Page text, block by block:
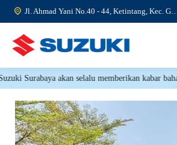
Jl. Ahmad Yani No.40 - 44, Ketintang, Kec. Gayungan, Surabaya, Jawa Timur 60231
Beranda
Produk
Surabaya akan selalu memberikan kabar